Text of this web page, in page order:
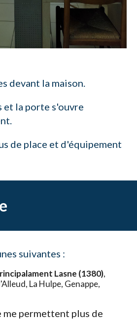
devant la maison.
et la porte s'ouvre
de place et d'équipement
suivantes :
Lasne (1380),
La Hulpe, Genappe,
me permettent plus de